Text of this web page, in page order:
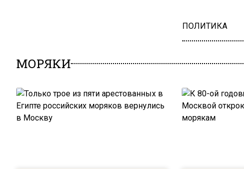
ПОЛИТИКА
МОРЯКИ